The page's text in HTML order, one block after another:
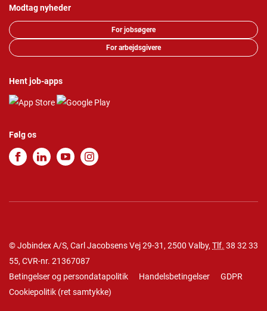
Modtag nyheder
For jobsøgere
For arbejdsgivere
Hent job-apps
Følg os
© Jobindex A/S, Carl Jacobsens Vej 29-31, 2500 Valby, Tlf. 38 32 33
55, CVR-nr. 21367087
Betingelser og persondatapolitik
Handelsbetingelser
GDPR
Cookiepolitik (ret samtykke)